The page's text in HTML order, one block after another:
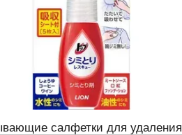
салфетки для удаления